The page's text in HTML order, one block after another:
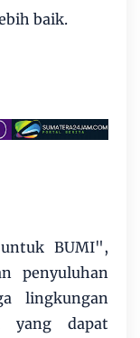
baik.
BUMI",
penyuluhan
lingkungan
yang dapat